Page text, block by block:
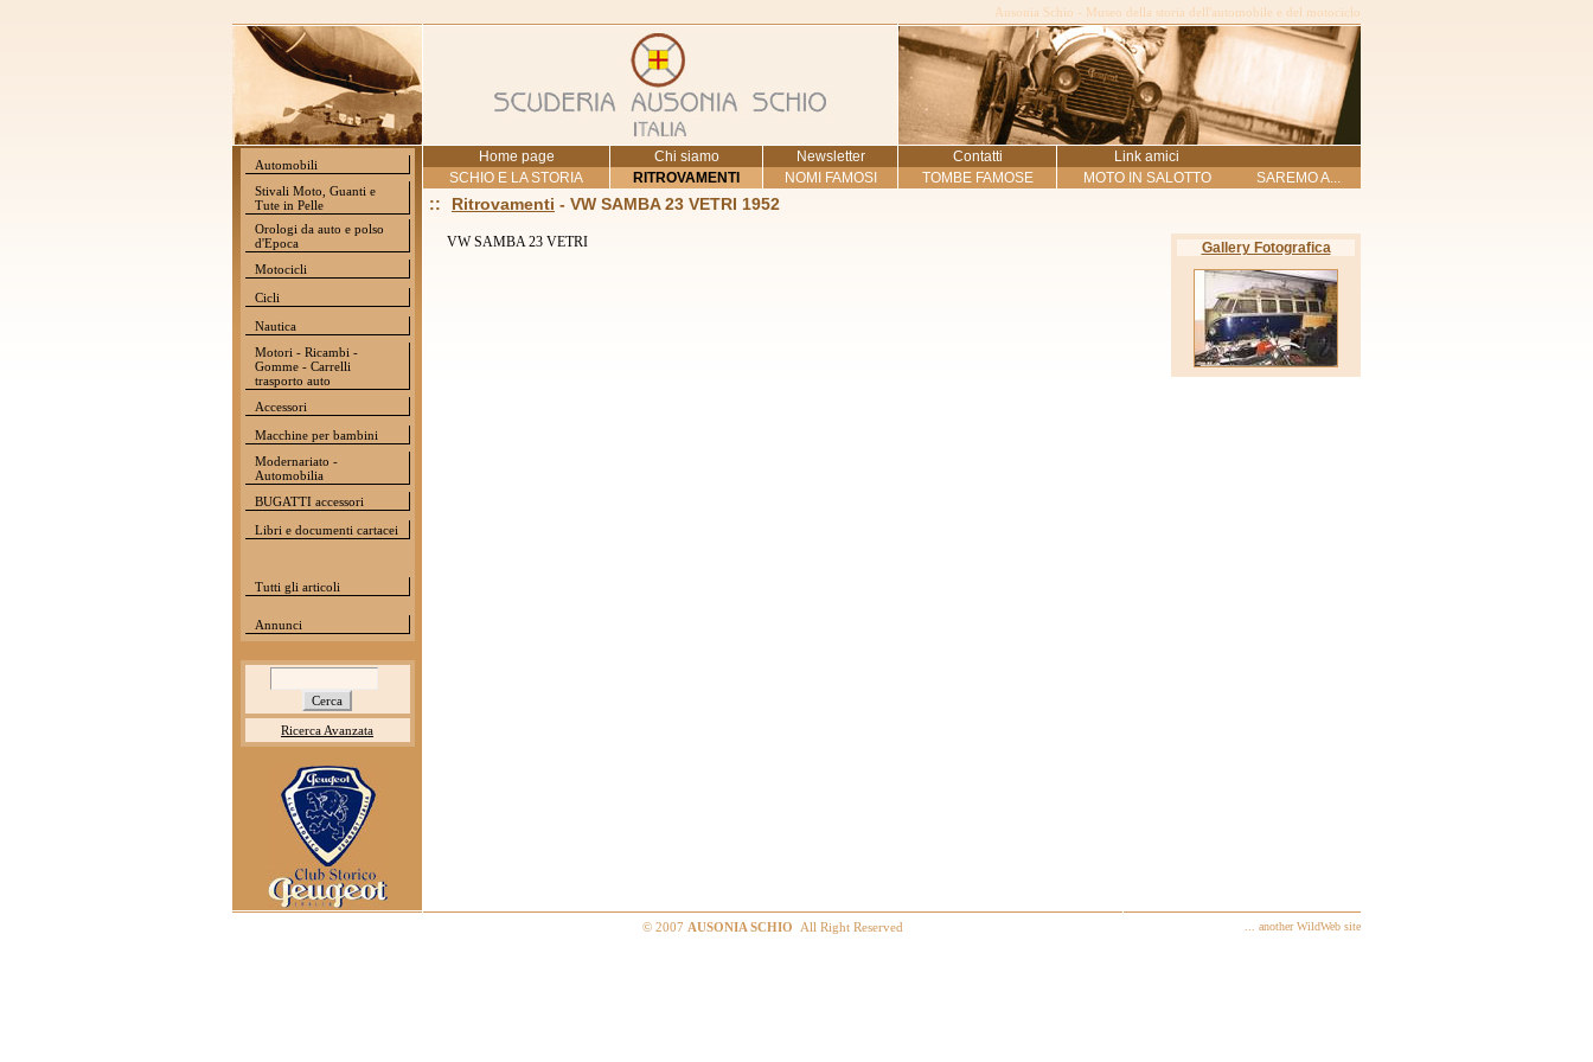
Ausonia Schio - Museo della storia dell'automobile e del motociclo
Automobili
Stivali Moto, Guanti e
Tute in Pelle
Orologi da auto e polso
d'Epoca
Motocicli
Cicli
Nautica
Motori - Ricambi -
Gomme - Carrelli
trasporto auto
Accessori
Macchine per bambini
Modernariato -
Automobilia
BUGATTI accessori
Libri e documenti cartacei
Tutti gli articoli
Annunci
Ricerca Avanzata
Home page Chi siamo Newsletter Contatti
Link amici
SCHIO E LA STORIA
RITROVAMENTI NOMI FAMOSI TOMBE FAMOSE MOTO IN SALOTTO SAREMO A...
:: Ritrovamenti - VW SAMBA 23 VETRI 1952
VW SAMBA 23 VETRI Gallery Fotografica
© 2007 AUSONIA SCHIO All Right Reserved ... another WildWeb site